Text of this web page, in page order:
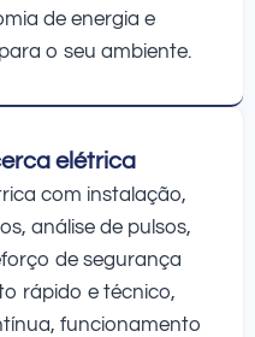
de energia e
o seu ambiente.
elétrica
com instalação,
análise de pulsos,
de segurança
rápido e técnico,
funcionamento